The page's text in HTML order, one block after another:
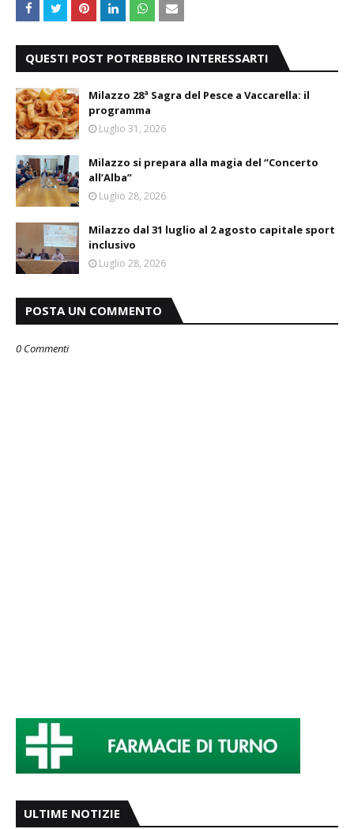
QUESTI POST POTREBBERO INTERESSARTI
Milazzo 28ª Sagra del Pesce a Vaccarella: il
programma
Luglio 31, 2026
Milazzo si prepara alla magia del “Concerto
all’Alba”
Luglio 28, 2026
Milazzo dal 31 luglio al 2 agosto capitale sport
inclusivo
Luglio 28, 2026
POSTA UN COMMENTO
0 Commenti
ULTIME NOTIZIE